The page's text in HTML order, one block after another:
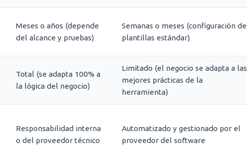
Meses o años (depende
del alcance y pruebas)
Semanas o meses (configuración de
plantillas estándar)
Total (se adapta 100% a
la lógica del negocio)
Limitado (el negocio se adapta a las
mejores prácticas de la
herramienta)
Responsabilidad interna
o del proveedor técnico
Automatizado y gestionado por el
proveedor del software